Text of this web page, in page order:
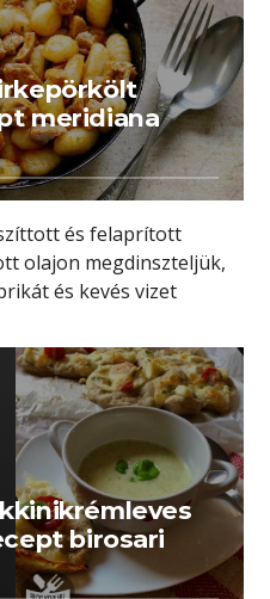
meridiana
és felaprított
olajon megdinszteljük,
és kevés vizet
birosari